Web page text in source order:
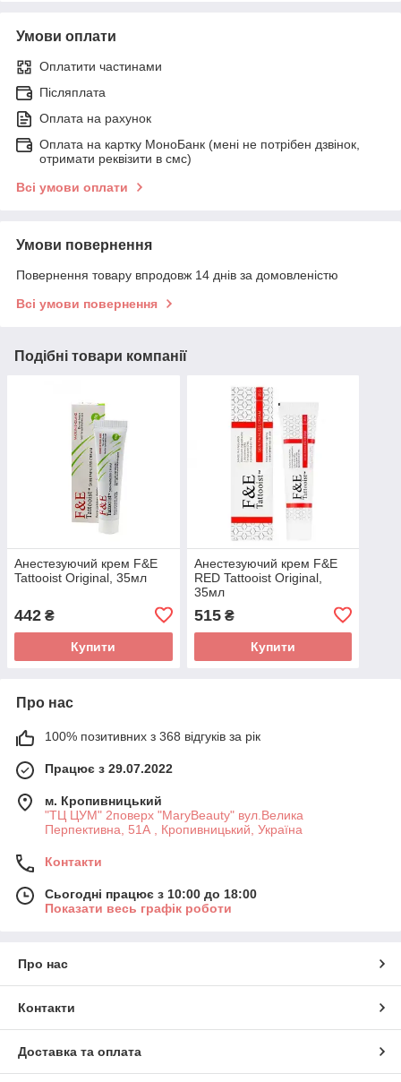
Умови оплати
Оплатити частинами
Післяплата
Оплата на рахунок
Оплата на картку МоноБанк (мені не потрібен дзвінок,
отримати реквізити в смс)
Всі умови оплати
Умови повернення
Повернення товару впродовж 14 днів за домовленістю
Всі умови повернення
Подібні товари компанії
Анестезуючий крем F&E
Tattooist Original, 35мл
442 ₴
Купити
Анестезуючий крем F&E
RED Tattooist Original,
35мл
515₴
Купити
Про нас
100% позитивних з 368 відгуків за рік
Працює з 29.07.2022
м. Кропивницький
"ТЦ ЦУМ" 2поверх "MaryBeauty" вул.Велика
Перпективна, 51А , Кропивницький, Україна
Контакти
Сьогодні працює з 10:00 до 18:00
Показати весь графік роботи
Про нас
Контакти
Доставка та оплата